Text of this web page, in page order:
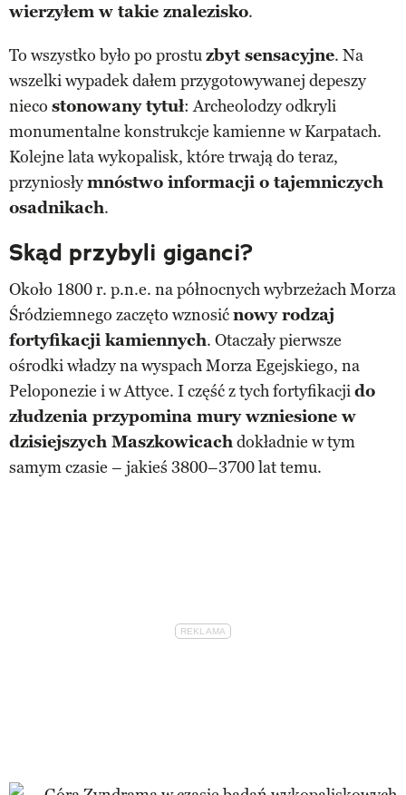
wierzyłem w takie znalezisko.
To wszystko było po prostuzbyt sensacyjne. Na
wszelki wypadek dałem przygotowywanej depeszy
nieco stonowany tytuł: Archeolodzy odkryli
monumentalne konstrukcje kamienne w Karpatach.
Kolejne lata wykopalisk, które trwają do teraz,
przyniosłymnóstwo informacji o tajemniczych
osadnikach.
Skąd przybyli giganci?
Około 1800 r. p.n.e. na północnych wybrzeżach Morza
Śródziemnego zaczęto wznosićnowy rodzaj
fortyfikacji kamiennych. Otaczały pierwsze
ośrodki władzy na wyspach Morza Egejskiego, na
Peloponezie i w Attyce. I część z tych fortyfikacjido
złudzenia przypomina mury wzniesione w
dzisiejszych Maszkowicachdokładnie w tym
samym czasie – jakieś 3800–3700 lat temu.